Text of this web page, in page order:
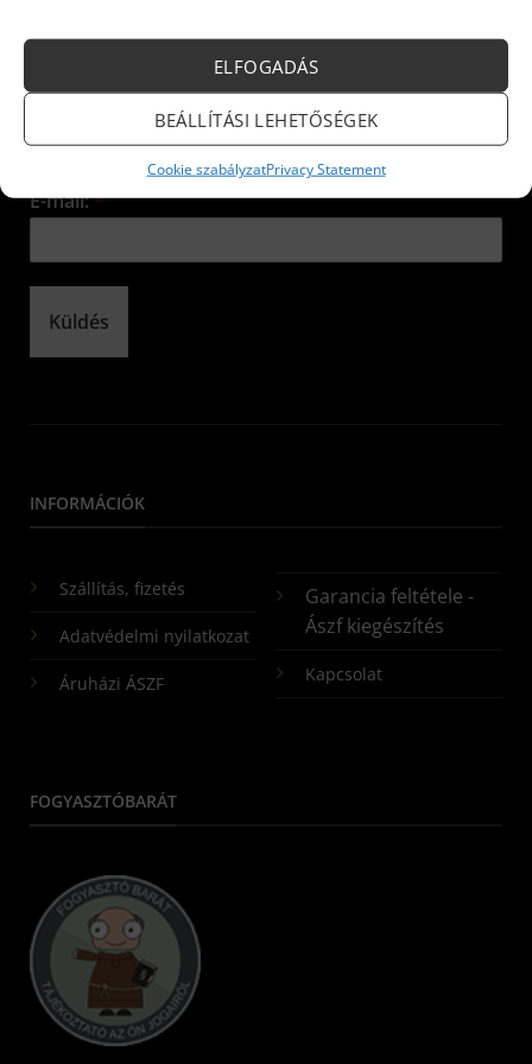
ELFOGADÁS
BEÁLLÍTÁSI LEHETŐSÉGEK
Cookie szabályzatPrivacy Statement
Iratkozzon fel hírlevelünkre!
E-mail:*
Küldés
INFORMÁCIÓK
Szállítás, fizetés
Adatvédelmi nyilatkozat
Áruházi ÁSZF
Garancia feltétele -
Ászf kiegészítés
Kapcsolat
FOGYASZTÓBARÁT